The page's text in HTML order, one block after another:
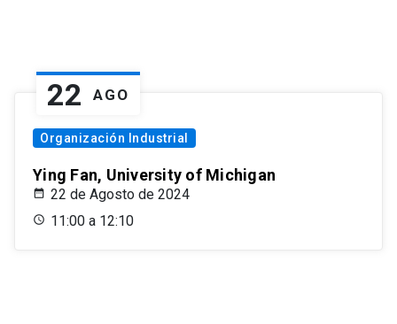
22 AGO
Organización Industrial
Ying Fan, University of Michigan
22 de Agosto de 2024
11:00 a 12:10